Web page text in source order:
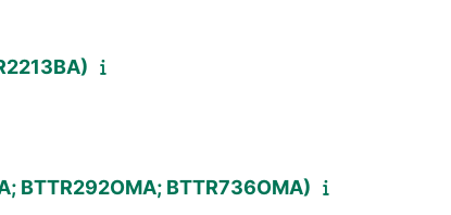
BTTR292OMA; BTTR736OMA)